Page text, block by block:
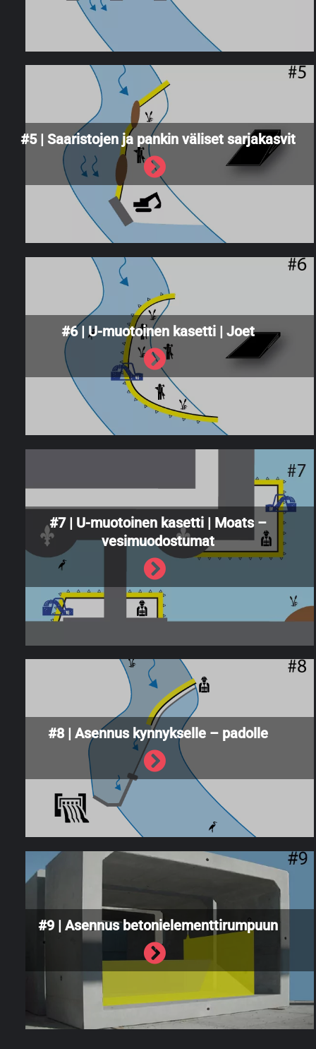
#5 | Saaristojen ja pankin väliset sarjakasvit
#6 | U-muotoinen kasetti | Joet
#7 | U-muotoinen kasetti | Moats –
vesimuodostumat
#8 | Asennus kynnykselle – padolle
#9 | Asennus betonielementtirumpuun